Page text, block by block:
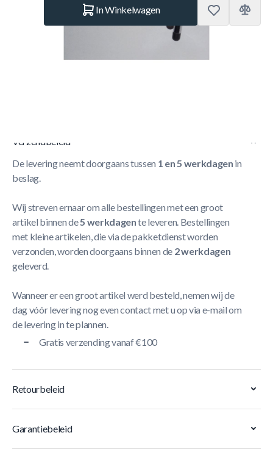
In Winkelwagen
Verzendbeleid
De levering neemt doorgaans tussen 1 en 5 werkdagen in
beslag.
Wij streven ernaar om alle bestellingen met een groot
artikel binnen de5 werkdagente leveren. Bestellingen
met kleine artikelen, die via de pakketdienst worden
verzonden, worden doorgaans binnen de 2 werkdagen
geleverd.
Wanneer er een groot artikel werd besteld, nemen wij de
dag vóór levering nog even contact met u op via e-mail om
de levering in te plannen.
Gratis verzending vanaf €100
Retourbeleid
Garantiebeleid